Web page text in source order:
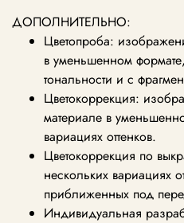
ДОПОЛНИТЕЛЬНО:
Цветопроба:
в уменьшенном
тональности и с
Цветокоррекция:
материале в
вариациях оттенков.
Цветокоррекция по
нескольких вариациях
приближенных под
Индивидуальная